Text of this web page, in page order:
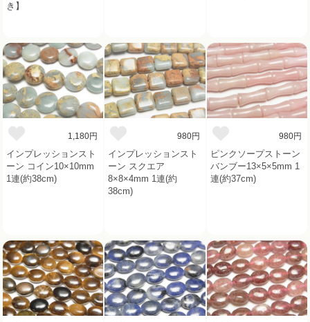
き】
1,180円
インプレッションスト
ーン コイン10×10mm
1連(約38cm)
980円
インプレッションスト
ーン スクエア
8×8×4mm 1連(約
38cm)
980円
ピンクソープストーン
バンブー13×5×5mm 1
連(約37cm)